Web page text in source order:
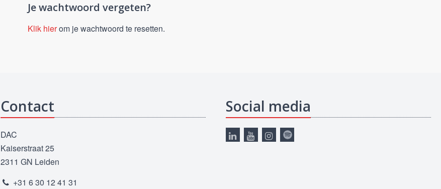
Je wachtwoord vergeten?
Klik hierom je wachtwoord te resetten.
Contact
DAC
Kaiserstraat 25
2311 GN Leiden
+31 6 30 12 41 31
Social media